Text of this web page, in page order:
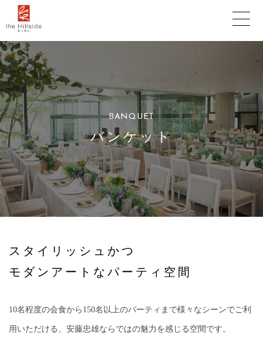
BANQUET
バンケット
スタイリッシュかつ
モダンアートなパーティ空間
10名程度の会食から150名以上のパーティまで様々なシーンでご利
用いただける、安藤忠雄ならではの魅力を感じる空間です。